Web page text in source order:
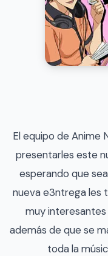
El equipo de Anime
presentarles este
esperando que
nueva e3ntrega les
muy interesantes
además de que se
toda la